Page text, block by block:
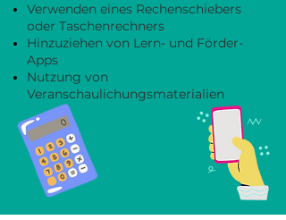
Verwenden eines Rechenschiebers
oder Taschenrechners
Hinzuziehen von Lern- und Förder-
Apps
Nutzung von
Veranschaulichungsmaterialien